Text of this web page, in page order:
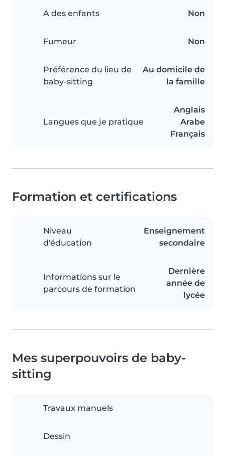
A des enfants Non
Fumeur Non
Préférence du lieu de
baby-sitting
Au domicile de
la famille
Langues que je pratique
Anglais
Arabe
Français
Formation et certifications
Niveau
d'éducation
Enseignement
secondaire
Informations sur le
parcours de formation
Dernière
année de
lycée
Mes superpouvoirs de baby-
sitting
Travaux manuels
Dessin